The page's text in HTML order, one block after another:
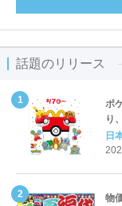
話題のリリース
ポ
り
定
日
物